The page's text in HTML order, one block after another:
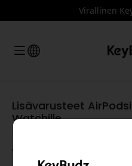
Virallinen
Lisävarusteet
Watchille
Tutustu koko KeyBudz-
AirTag- ja Apple Watch -